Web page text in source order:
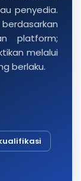
penyedia.
platform;
melalui
berlaku.